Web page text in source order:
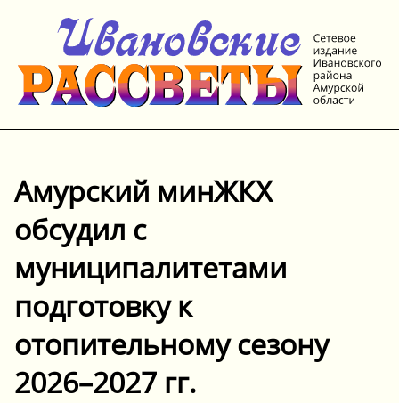
Амурский минЖКХ
обсудил с
муниципалитетами
подготовку к
отопительному сезону
2026–2027 гг.